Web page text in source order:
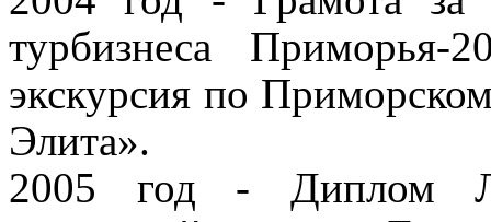
турбизнеса Приморья-
экскурсия по
Элита».
2005 год - Диплом